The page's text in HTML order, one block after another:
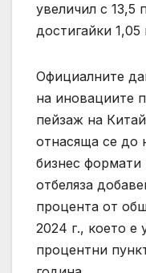
увеличил с 13,5
достигайки
Официалните
на иновациите
пейзаж на
отнасяща се до
бизнес
отбеляза
процента от
2024 г., което е
процентни